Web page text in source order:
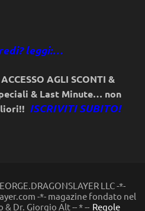
leggi:…
AGLI SCONTI &
& Last Minute… non
ISCRIVITI SUBITO!
LLC -*-
-*- magazine fondato nel
& Dr. Giorgio Alt -- * -- Regole